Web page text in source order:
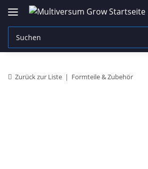
Zurück zur Liste Formteile & Zubehör